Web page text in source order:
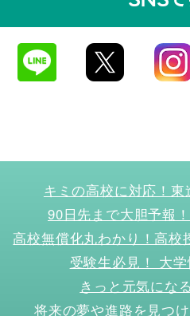
キミの高校に対応！
90日先まで大胆予報
高校無償化丸わかり！高校
受験生必見！ 大
きっと元気にな
将来の夢や進路を見つ